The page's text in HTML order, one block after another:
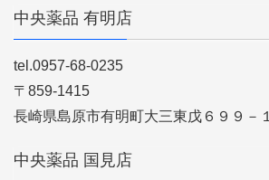
中央薬品 有明店
tel.0957-68-0235
〒859-1415
長崎県島原市有明町大三東戊６９９－１
中央薬品 国見店